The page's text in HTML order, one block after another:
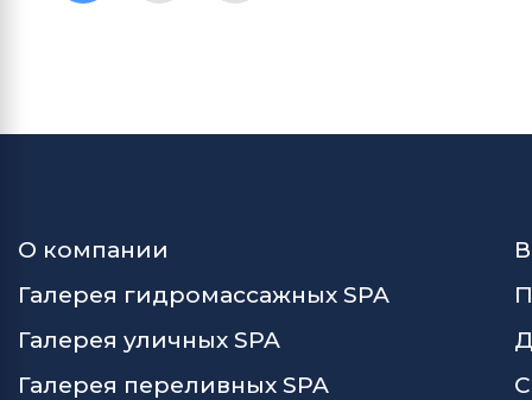
О компании
Галерея гидромассажных SPA
Галерея уличных SPA
Галерея переливных SPA